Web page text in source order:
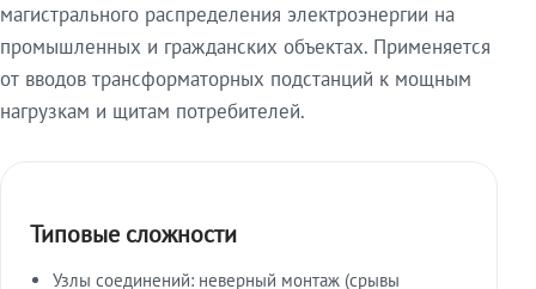
магистрального распределения электроэнергии на
промышленных и гражданских объектах. Применяется
от вводов трансформаторных подстанций к мощным
нагрузкам и щитам потребителей.
Типовые сложности
Узлы соединений: неверный монтаж (срывы